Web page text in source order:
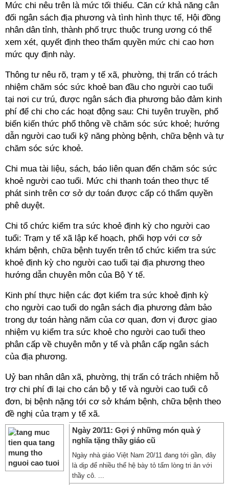
Mức chi nêu trên là mức tối thiểu. Căn cứ khả năng cân
đối ngân sách địa phương và tình hình thực tế, Hội đồng
nhân dân tỉnh, thành phố trực thuộc trung ương có thể
xem xét, quyết định theo thẩm quyền mức chi cao hơn
mức quy định này.
Thông tư nêu rõ, trạm y tế xã, phường, thị trấn có trách
nhiệm chăm sóc sức khoẻ ban đầu cho người cao tuổi
tại nơi cư trú, được ngân sách địa phương bảo đảm kinh
phí để chi cho các hoạt động sau: Chi tuyên truyền, phổ
biến kiến thức phổ thông về chăm sóc sức khoẻ; hướng
dẫn người cao tuổi kỹ năng phòng bệnh, chữa bệnh và tự
chăm sóc sức khoẻ.
Chi mua tài liệu, sách, báo liên quan đến chăm sóc sức
khoẻ người cao tuổi. Mức chi thanh toán theo thực tế
phát sinh trên cơ sở dự toán được cấp có thẩm quyền
phê duyệt.
Chi tổ chức kiểm tra sức khoẻ định kỳ cho người cao
tuổi: Trạm y tế xã lập kế hoạch, phối hợp với cơ sở
khám bệnh, chữa bệnh tuyến trên tổ chức kiểm tra sức
khoẻ định kỳ cho người cao tuổi tại địa phương theo
hướng dẫn chuyên môn của Bộ Y tế.
Kinh phí thực hiện các đợt kiểm tra sức khoẻ định kỳ
cho người cao tuổi do ngân sách địa phương đảm bảo
trong dự toán hàng năm của cơ quan, đơn vị được giao
nhiệm vụ kiểm tra sức khoẻ cho người cao tuổi theo
phân cấp về chuyên môn y tế và phân cấp ngân sách
của địa phương.
Uỷ ban nhân dân xã, phường, thị trấn có trách nhiệm hỗ
trợ chi phí đi lại cho cán bộ y tế và người cao tuổi cô
đơn, bị bệnh nặng tới cơ sở khám bệnh, chữa bệnh theo
đề nghị của trạm y tế xã.
Ngày 20/11: Gợi ý những món quà ý
nghĩa tặng thầy giáo cũ
Ngày nhà giáo Việt Nam 20/11 đang tới gần, đây
là dịp để nhiều thế hệ bày tỏ tấm lòng tri ân với
thầy cô. ...